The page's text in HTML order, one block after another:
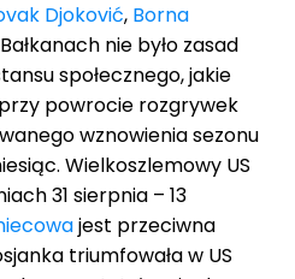
Djoković, Borna
nie było zasad
społecznego, jakie
powrocie rozgrywek
wznowienia sezonu
Wielkoszlemowy US
31 sierpnia – 13
jest przeciwna
triumfowała w US